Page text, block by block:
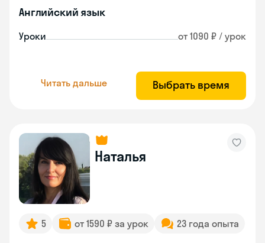
Английский язык
Уроки от 1090 ₽ / урок
Читать дальше Выбрать время
Наталья
5 от 1590 ₽ за урок 23 года опыта